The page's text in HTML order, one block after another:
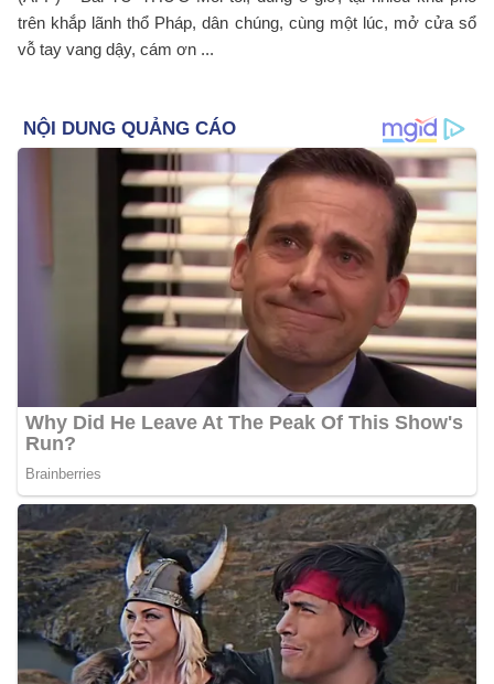
trên khắp lãnh thổ Pháp, dân chúng, cùng một lúc, mở cửa sổ
vỗ tay vang dậy, cám ơn ...